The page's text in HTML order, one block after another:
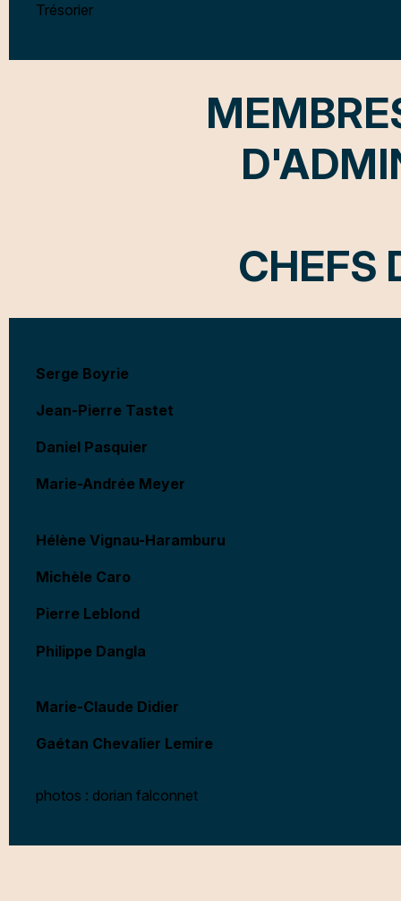
Trésorier
CHEFS
Serge Boyrie
Jean-Pierre Tastet
Daniel Pasquier
Marie-Andrée Meyer
Hélène Vignau-Haramburu
Michèle Caro
Pierre Leblond
Philippe Dangla
Marie-Claude Didier
Gaétan Chevalier Lemire
photos : dorian falconnet